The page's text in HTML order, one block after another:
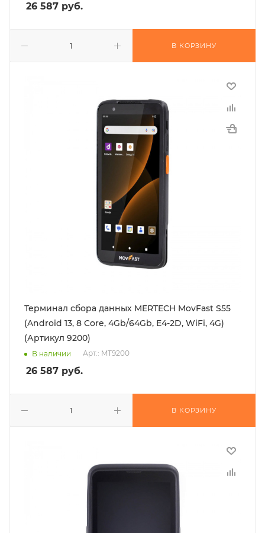
26 587 руб.
В КОРЗИНУ
Терминал сбора данных MERTECH MovFast S55
(Android 13, 8 Core, 4Gb/64Gb, E4-2D, WiFi, 4G)
(Артикул 9200)
В наличии Арт.: MT9200
26 587 руб.
В КОРЗИНУ